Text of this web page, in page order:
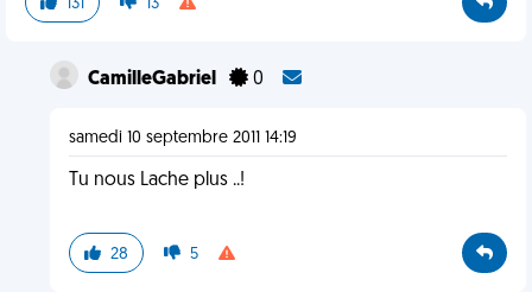
131 13
CamilleGabriel 0
samedi 10 septembre 2011 14:19
Tu nous Lache plus ..!
28 5